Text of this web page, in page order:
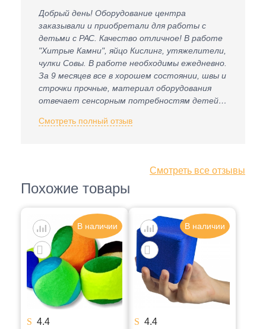
Добрый день! Оборудование центра
заказывали и приобретали для работы с
детьми с РАС. Качество отличное! В работе
"Хитрые Камни", яйцо Кислинг, утяжелители,
чулки Совы. В работе необходимы ежедневно.
За 9 месяцев все в хорошем состоянии, швы и
строчки прочные, материал оборудования
отвечает сенсорным потребностям детей и
приобретению рекомендую.
Смотреть полный отзыв
Смотреть все отзывы
Похожие товары
В наличии
4.4
В наличии
4.4